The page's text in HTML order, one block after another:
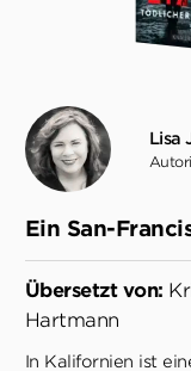
Lisa
Ein San-
Übersetzt von:
Hartmann
In Kalifornien ist